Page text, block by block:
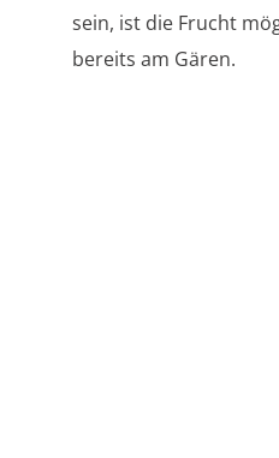
sein, ist die Frucht
bereits am Gären.